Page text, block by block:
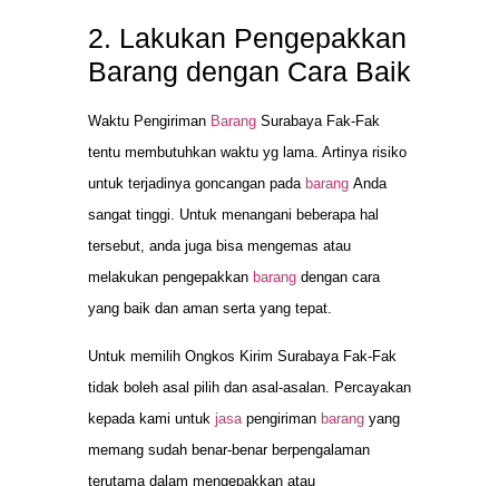
2. Lakukan Pengepakkan
Barang dengan Cara Baik
Waktu Pengiriman Barang Surabaya Fak-Fak
tentu membutuhkan waktu yg lama. Artinya risiko
untuk terjadinya goncangan pada barang Anda
sangat tinggi. Untuk menangani beberapa hal
tersebut, anda juga bisa mengemas atau
melakukan pengepakkan barang dengan cara
yang baik dan aman serta yang tepat.
Untuk memilih Ongkos Kirim Surabaya Fak-Fak
tidak boleh asal pilih dan asal-asalan. Percayakan
kepada kami untuk jasa pengiriman barang yang
memang sudah benar-benar berpengalaman
terutama dalam mengepakkan atau